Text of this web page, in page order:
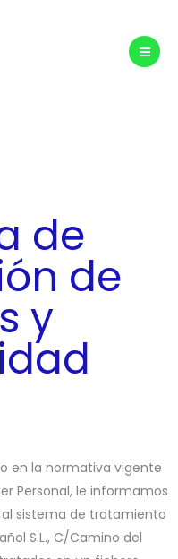
de
de
y
en la normativa vigente
Personal, le informamos
sistema de tratamiento
S.L., C/Camino del